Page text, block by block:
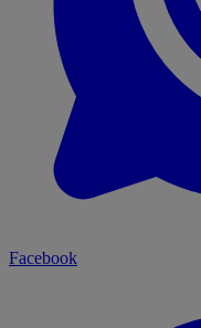
Facebook